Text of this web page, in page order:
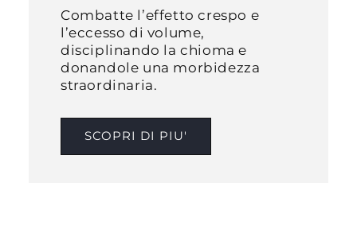
Combatte l’effetto crespo e
l’eccesso di volume,
disciplinando la chioma e
donandole una morbidezza
straordinaria.
SCOPRI DI PIU'